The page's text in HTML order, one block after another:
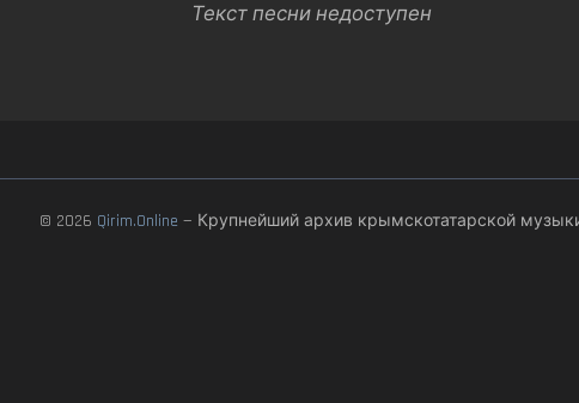
Текст песни недоступен
© 2026 Qirim.Online — Крупнейший архив крымскотатарской